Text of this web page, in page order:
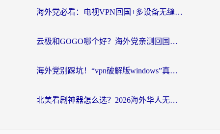
海外党必看：电视VPN回国+多设备无缝访问国内资源的实用指南
云极和GOGO哪个好？海外党亲测回国加速器选择指南（附iOS免费&Windows VPN实用技巧）
海外党别踩坑！“vpn破解版windows”真的能用？教你选对回国加速器无缝刷国内资源
北美看剧神器怎么选？2026海外华人无缝访问国内资源全攻略